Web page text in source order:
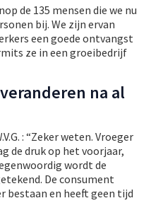
de 135 mensen die we nu
bij. We zijn ervan
een goede ontvangst
ze in een groeibedrijf
na al
: “Zeker weten. Vroeger
de druk op het voorjaar,
wordt de
De consument
bestaan en heeft geen tijd